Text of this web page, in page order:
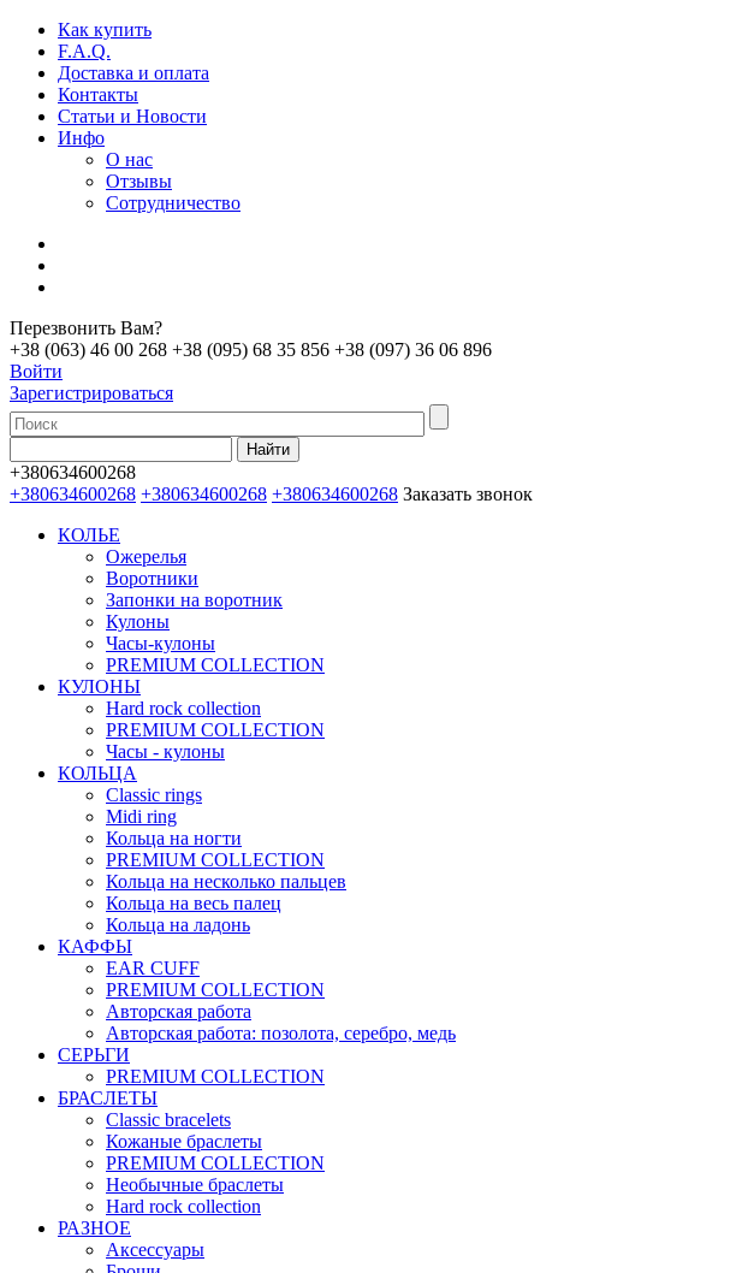
Как купить
F.A.Q.
Доставка и оплата
Контакты
Статьи и Новости
Инфо
О нас
Отзывы
Сотрудничество
Перезвонить Вам?
+38 (063) 46 00 268 +38 (095) 68 35 856 +38 (097) 36 06 896
Войти
Зарегистрироваться
+380634600268
+380634600268 +380634600268 +380634600268 Заказать звонок
КОЛЬЕ
Ожерелья
Воротники
Запонки на воротник
Кулоны
Часы-кулоны
PREMIUM COLLECTION
КУЛОНЫ
Hard rock collection
PREMIUM COLLECTION
Часы - кулоны
КОЛЬЦА
Classic rings
Midi ring
Кольца на ногти
PREMIUM COLLECTION
Кольца на несколько пальцев
Кольца на весь палец
Кольца на ладонь
КАФФЫ
EAR CUFF
PREMIUM COLLECTION
Авторская работа
Авторская работа: позолота, серебро, медь
СЕРЬГИ
PREMIUM COLLECTION
БРАСЛЕТЫ
Classic bracelets
Кожаные браслеты
PREMIUM COLLECTION
Необычные браслеты
Hard rock collection
РАЗНОЕ
Аксессуары